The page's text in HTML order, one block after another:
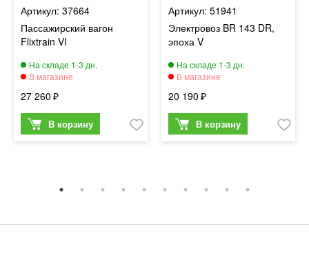
37664
Пассажирский вагон
Flixtrain VI
27 260
51941
Электровоз BR 143 DR,
эпоха V
20 190